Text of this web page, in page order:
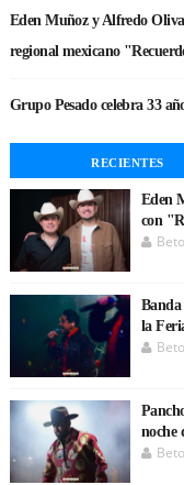
Eden Muñoz y Alfredo
regional mexicano
Grupo Pesado celebra 33
RECIENTES
Eden
con
Banda
la
noche